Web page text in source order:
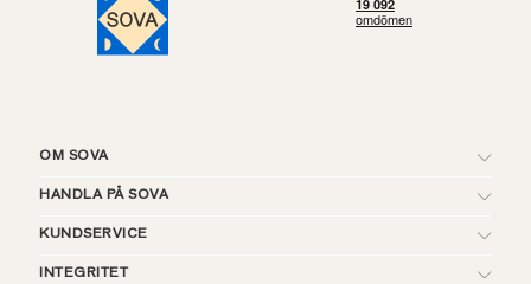
OM SOVA
HANDLA PÅ SOVA
KUNDSERVICE
INTEGRITET